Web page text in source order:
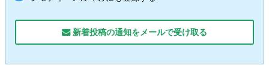
新着投稿の通知をメールで受け取る